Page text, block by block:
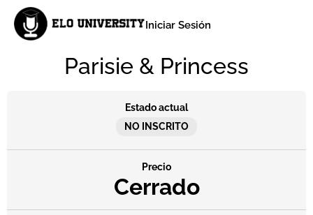
Iniciar Sesión
Parisie & Princess
Estado actual
NO INSCRITO
Precio
Cerrado